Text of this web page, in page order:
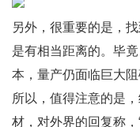
另外，很重要的是，
是有相当距离的。毕
本，量产仍面临巨大阻
所以，值得注意的是
材，对外界的回复称